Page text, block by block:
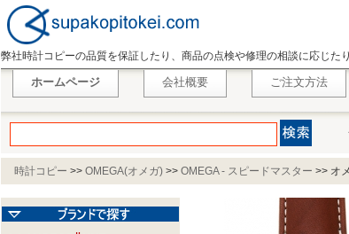
弊社時計コピーの品質を保証したり、商品の点検や修理の相談に応じた
ホームページ 会社概要 ご注文方法
時計コピー >> OMEGA(オメガ) >> OMEGA - スピードマスター >> オ